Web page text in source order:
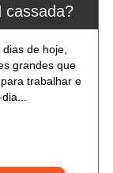
cassada?
de hoje,
grandes que
trabalhar e